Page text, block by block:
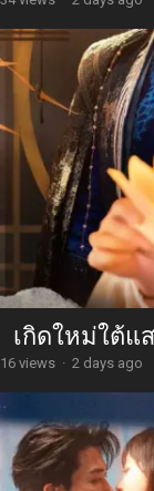
เกิดใหม่ใต้
16 views · 2 days ago